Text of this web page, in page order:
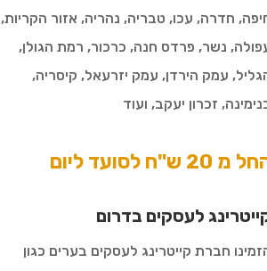
חדרה, עכו, טבריה, נהריה, אזור הקריות,
נשר, פרדס חנה, כרכור, רמת הגולן,
עמק הירדן, עמק יזרעאל, קיסריה,
זכרון יעקב, ועוד
מ 20 ש"ח לסועד ליום
לעסקים בדרום
חברת קייטרינג לעסקים בערים כגון